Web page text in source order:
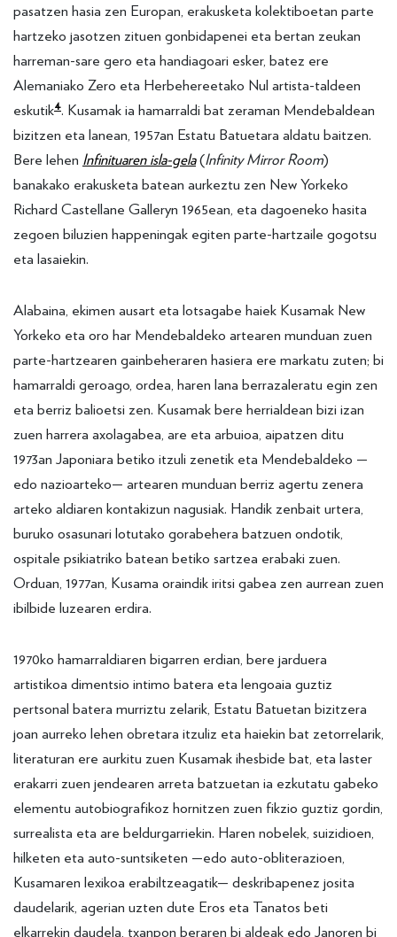
pasatzen hasia zen Europan, erakusketa kolektiboetan parte
hartzeko jasotzen zituen gonbidapenei eta bertan zeukan
harreman-sare gero eta handiagoari esker, batez ere
Alemaniako Zero eta Herbehereetako Nul artista-taldeen
eskutik4. Kusamak ia hamarraldi bat zeraman Mendebaldean
bizitzen eta lanean, 1957an Estatu Batuetara aldatu baitzen.
Bere lehen Infinituaren isla-gela (Infinity Mirror Room)
banakako erakusketa batean aurkeztu zen New Yorkeko
Richard Castellane Galleryn 1965ean, eta dagoeneko hasita
zegoen biluzien happeningak egiten parte-hartzaile gogotsu
eta lasaiekin.
Alabaina, ekimen ausart eta lotsagabe haiek Kusamak New
Yorkeko eta oro har Mendebaldeko artearen munduan zuen
parte-hartzearen gainbeheraren hasiera ere markatu zuten; bi
hamarraldi geroago, ordea, haren lana berrazaleratu egin zen
eta berriz balioetsi zen. Kusamak bere herrialdean bizi izan
zuen harrera axolagabea, are eta arbuioa, aipatzen ditu
1973an Japoniara betiko itzuli zenetik eta Mendebaldeko —
edo nazioarteko— artearen munduan berriz agertu zenera
arteko aldiaren kontakizun nagusiak. Handik zenbait urtera,
buruko osasunari lotutako gorabehera batzuen ondotik,
ospitale psikiatriko batean betiko sartzea erabaki zuen.
Orduan, 1977an, Kusama oraindik iritsi gabea zen aurrean zuen
ibilbide luzearen erdira.
1970ko hamarraldiaren bigarren erdian, bere jarduera
artistikoa dimentsio intimo batera eta lengoaia guztiz
pertsonal batera murriztu zelarik, Estatu Batuetan bizitzera
joan aurreko lehen obretara itzuliz eta haiekin bat zetorrelarik,
literaturan ere aurkitu zuen Kusamak ihesbide bat, eta laster
erakarri zuen jendearen arreta batzuetan ia ezkutatu gabeko
elementu autobiografikoz hornitzen zuen fikzio guztiz gordin,
surrealista eta are beldurgarriekin. Haren nobelek, suizidioen,
hilketen eta auto-suntsiketen —edo auto-obliterazioen,
Kusamaren lexikoa erabiltzeagatik— deskribapenez josita
daudelarik, agerian uzten dute Eros eta Tanatos beti
elkarrekin daudela, txanpon beraren bi aldeak edo Janoren bi